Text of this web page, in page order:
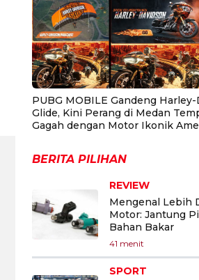
PUBG MOBILE Gandeng
Glide, Kini Perang di Medan
Gagah dengan Motor Ikonik
BERITA PILIHAN
REVIEW
Mengenal Lebih
Motor: Jantung
Bahan Bakar
41 menit
SPORT